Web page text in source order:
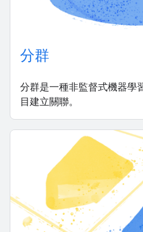
分群
分群是一種非監督式機器學
目建立關聯。